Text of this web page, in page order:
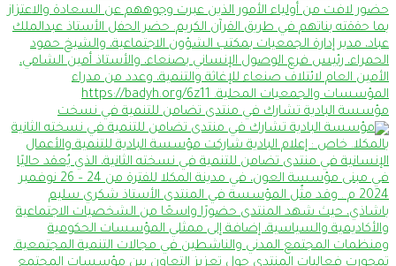
مؤسسة البادية تشارك في منتدى تضامن للتنمية في نسخت